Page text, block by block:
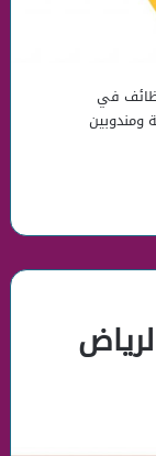
في
ومندوبين